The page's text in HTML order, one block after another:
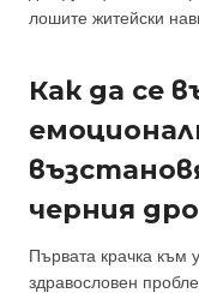
лошите житейски
Как да се
черния
Първата крачка към
здравословен